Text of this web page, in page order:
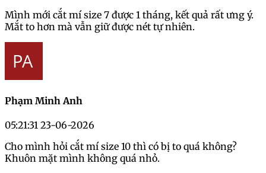
Mình mới cắt mí size 7 được 1 tháng, kết quả rất ưng ý.
Mắt to hơn mà vẫn giữ được nét tự nhiên.
Phạm Minh Anh
05:21:31 23-06-2026
Cho mình hỏi cắt mí size 10 thì có bị to quá không?
Khuôn mặt mình không quá nhỏ.